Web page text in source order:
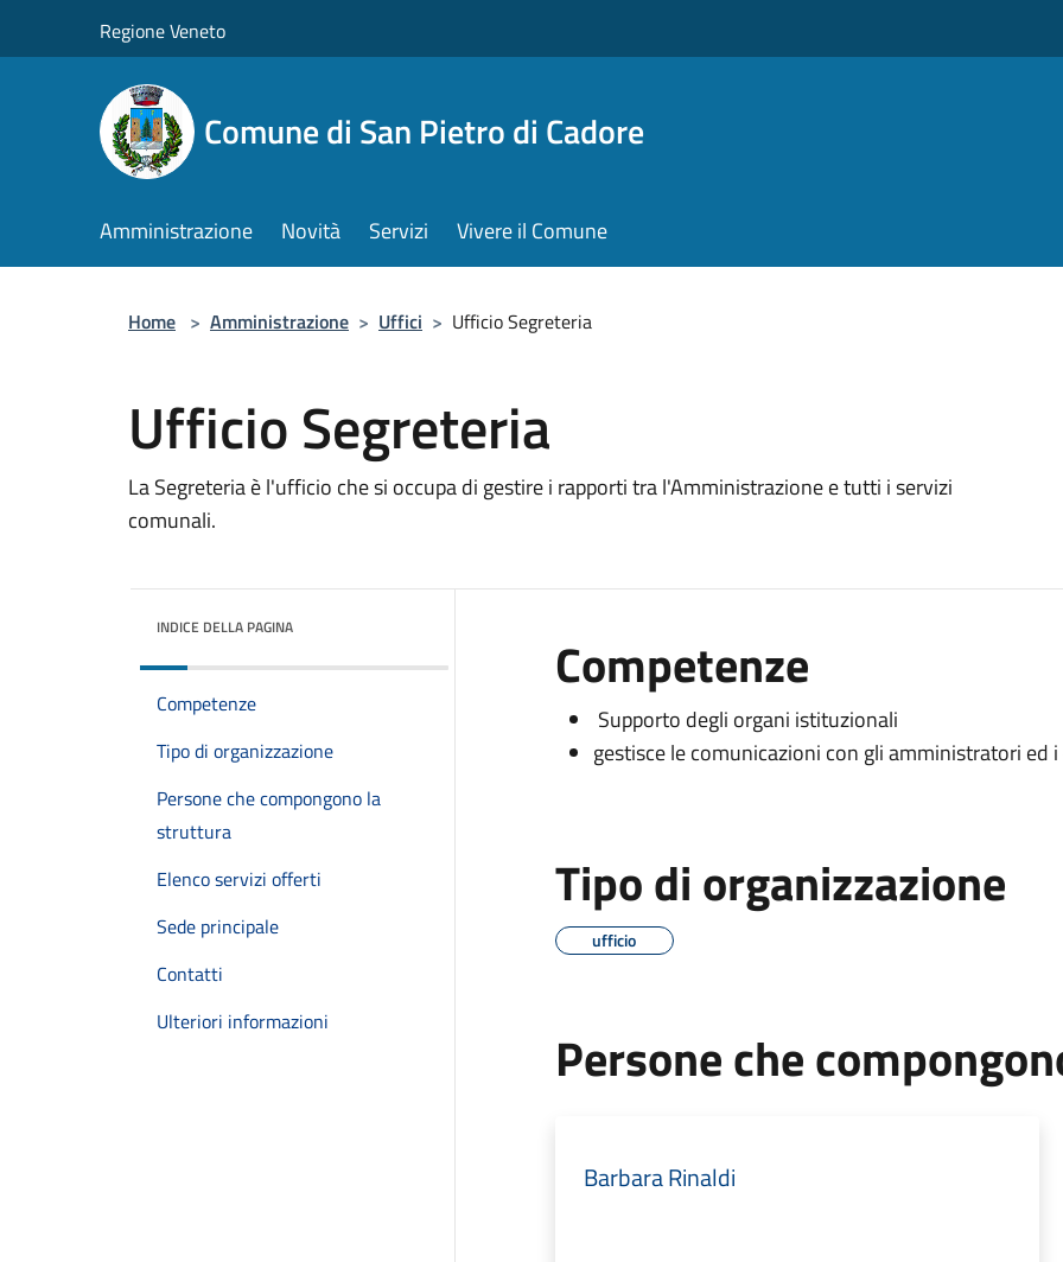
Regione Veneto
Comune di San Pietro di Cadore
Amministrazione Novità Servizi Vivere il Comune
Home > Amministrazione > Uffici > Ufficio Segreteria
Ufficio Segreteria
La Segreteria è l'ufficio che si occupa di gestire i rapporti tra l'Amministrazione e tutti i servizi
comunali.
INDICE DELLA PAGINA
Competenze
Tipo di organizzazione
Persone che compongono la
struttura
Elenco servizi offerti
Sede principale
Contatti
Ulteriori informazioni
Competenze
Supporto degli organi istituzionali
gestisce le comunicazioni con gli amministratori ed
Tipo di organizzazione
ufficio
Persone che
Barbara Rinaldi